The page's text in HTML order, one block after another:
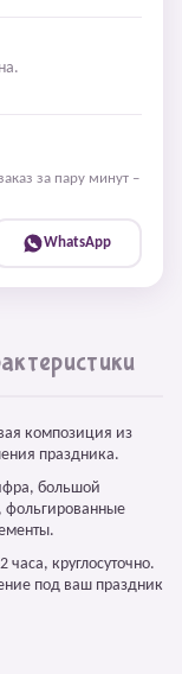
за пару минут –
WhatsApp
композиция из
праздника.
большой
фольгированные
круглосуточно.
под ваш праздник